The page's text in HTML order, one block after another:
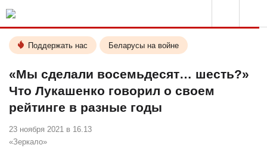
Поддержать нас Беларусы на войне
«Мы сделали восемьдесят… шесть?»
Что Лукашенко говорил о своем
рейтинге в разные годы
23 ноября 2021 в 16.13
«Зеркало»